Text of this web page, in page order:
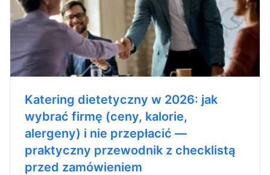
Katering dietetyczny w 2026: jak
wybrać firmę (ceny, kalorie,
alergeny) i nie przepłacić —
praktyczny przewodnik z checklistą
przed zamówieniem